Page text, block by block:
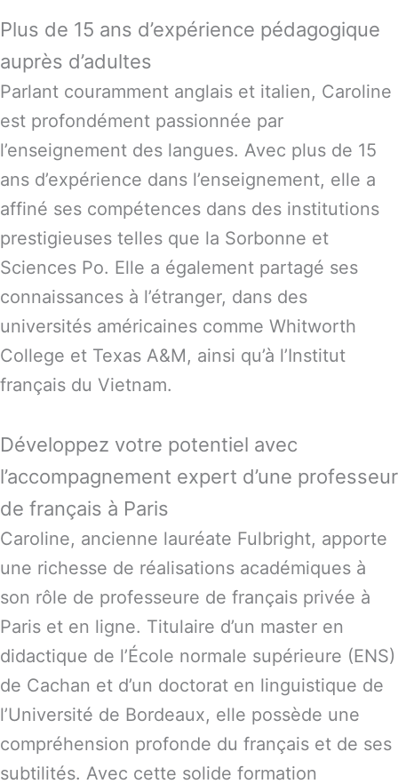
Plus de 15 ans d’expérience pédagogique
auprès d’adultes
Parlant couramment anglais et italien, Caroline
est profondément passionnée par
l’enseignement des langues. Avec plus de 15
ans d’expérience dans l’enseignement, elle a
affiné ses compétences dans des institutions
prestigieuses telles que la Sorbonne et
Sciences Po. Elle a également partagé ses
connaissances à l’étranger, dans des
universités américaines comme Whitworth
College et Texas A&M, ainsi qu’à l’Institut
français du Vietnam.
Développez votre potentiel avec
l’accompagnement expert d’une professeur
de français à Paris
Caroline, ancienne lauréate Fulbright, apporte
une richesse de réalisations académiques à
son rôle de professeure de français privée à
Paris et en ligne. Titulaire d’un master en
didactique de l’École normale supérieure (ENS)
de Cachan et d’un doctorat en linguistique de
l’Université de Bordeaux, elle possède une
compréhension profonde du français et de ses
subtilités. Avec cette solide formation